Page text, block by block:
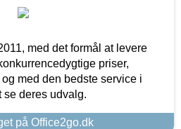
med det formål at levere
priser,
med den bedste service i
se deres udvalg.
på Office2go.dk